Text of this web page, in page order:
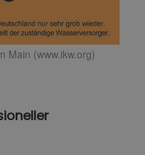
Main (www.ikw.org)